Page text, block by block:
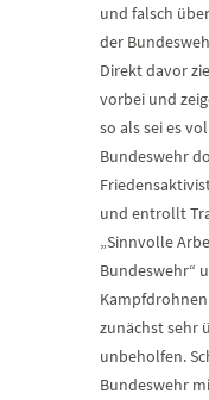
und falsch
der
Direkt davor
vorbei und
so als sei es
Bundeswehr
und entrollt
„Sinnvolle
Bundeswehr“
zunächst sehr
unbeholfen.
Bundeswehr